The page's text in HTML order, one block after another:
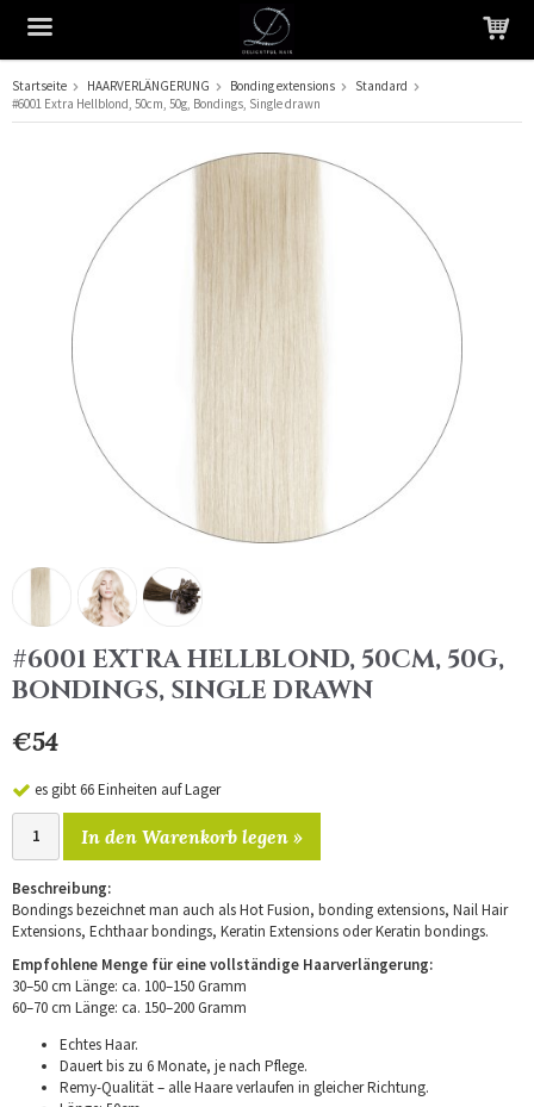
Das Produkt wurde in Ihren Warenkorb gelegt
Startseite HAARVERLÄNGERUNG Bonding extensions
Standard
#6001 Extra Hellblond, 50cm, 50g, Bondings, Single drawn
#6001 EXTRA HELLBLOND, 50CM, 50G,
BONDINGS, SINGLE DRAWN
€54
es gibt 66 Einheiten auf Lager
In den Warenkorb legen »
Beschreibung:
Bondings bezeichnet man auch als Hot Fusion, bonding extensions, Nail Hair
Extensions, Echthaar bondings, Keratin Extensions oder Keratin bondings.
Empfohlene Menge für eine vollständige Haarverlängerung:
30–50 cm Länge: ca. 100–150 Gramm
60–70 cm Länge: ca. 150–200 Gramm
Echtes Haar.
Dauert bis zu 6 Monate, je nach Pflege.
Remy-Qualität – alle Haare verlaufen in gleicher Richtung.